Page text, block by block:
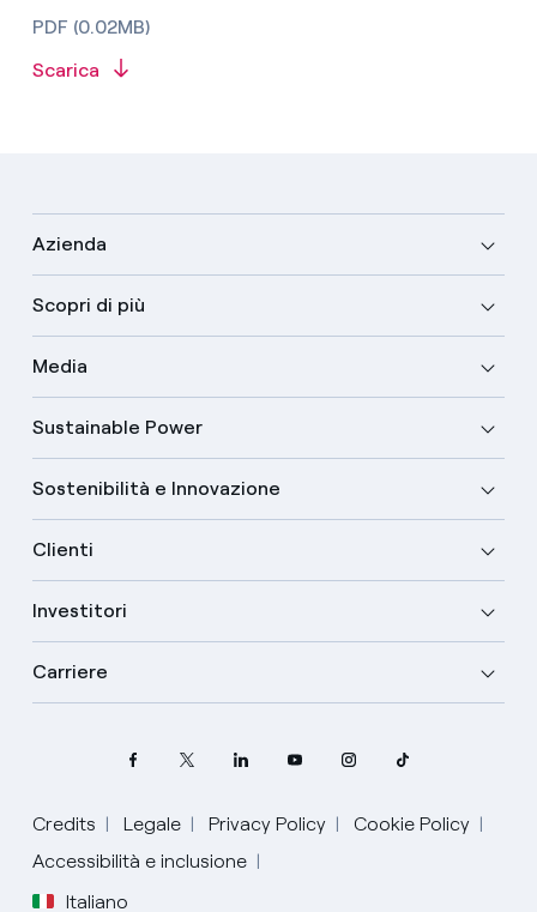
PDF (0.02MB)
Scarica
Azienda
Scopri di più
Media
Sustainable Power
Sostenibilità e Innovazione
Clienti
Investitori
Carriere
Credits Legale Privacy Policy
Cookie Policy
Accessibilità e inclusione
Italiano